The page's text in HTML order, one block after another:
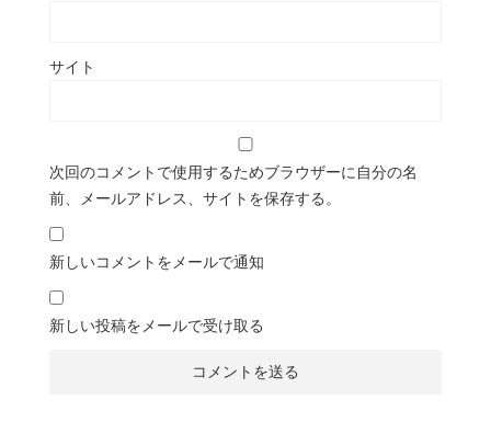
サイト
次回のコメントで使用するためブラウザーに自分の名
前、メールアドレス、サイトを保存する。
新しいコメントをメールで通知
新しい投稿をメールで受け取る